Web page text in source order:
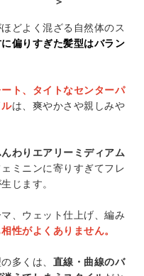
どよく混ざる自然体のス
偏りすぎた髪型はバラン
ト、タイトなセンターパ
は、爽やかさや親しみや
わりエアリーミディアム
ェミニンに寄りすぎてフレ
じます。
、ウェット仕上げ、編み
性がよくありません。
多くは、 直線・曲線のバ